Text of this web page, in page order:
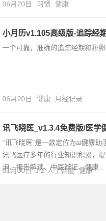
06月20日
习惯 健康
小月历v1.105高级版-追踪经
一个可靠，准确的追踪经期和排
06月20日 健康 月经记录
讯飞晓医_v1.3.4免费版/医学
“讯飞晓医”是一款定位为ai健康
讯飞医疗多年的行业知识积累，
询、报告解读、中医辨证、健康...
01月30日 2 人工智能 健康